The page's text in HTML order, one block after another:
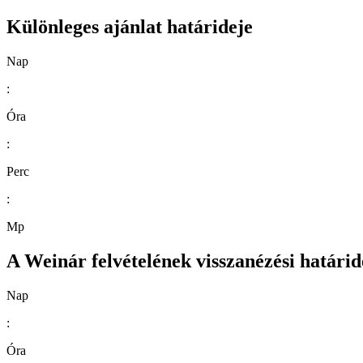
Különleges ajánlat határideje
Nap
:
Óra
:
Perc
:
Mp
A Weinár felvételének visszanézési
Nap
:
Óra